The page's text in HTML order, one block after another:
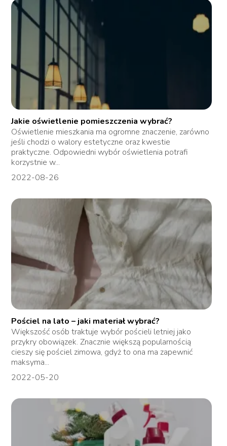
Jakie oświetlenie pomieszczenia wybrać?
Oświetlenie mieszkania ma ogromne znaczenie, zarówno
jeśli chodzi o walory estetyczne oraz kwestie
praktyczne. Odpowiedni wybór oświetlenia potrafi
korzystnie w...
2022-08-26
Pościel na lato – jaki materiał wybrać?
Większość osób traktuje wybór pościeli letniej jako
przykry obowiązek. Znacznie większą popularnością
cieszy się pościel zimowa, gdyż to ona ma zapewnić
maksyma...
2022-05-20